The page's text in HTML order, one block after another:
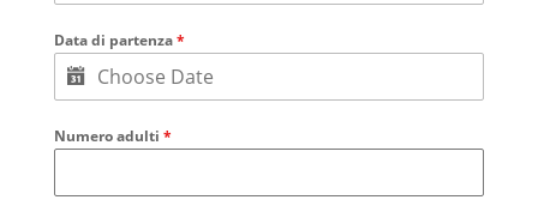
Data di partenza*
Numero adulti *